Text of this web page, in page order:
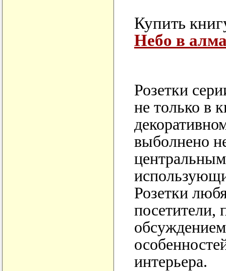
Купить
Небо в
Розетки
не только в
выболнено
Розетки
посетители,
интерьера.